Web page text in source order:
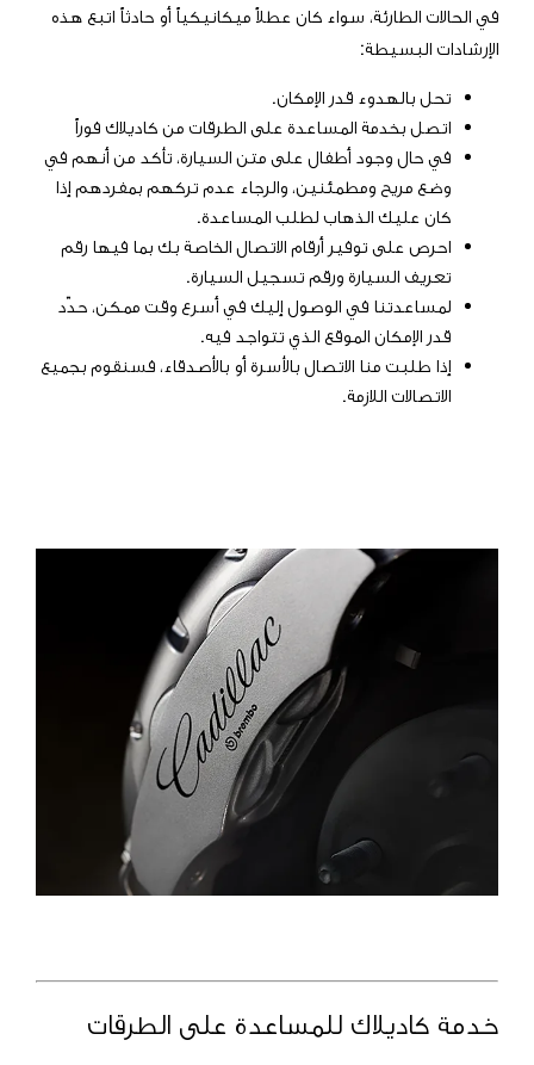
في الحالات الطارئة، سواء كان عطلاً ميكانيكياً أو حادثاً اتبع هذه
الإرشادات البسيطة:
تحل بالهدوء قدر الإمكان.
اتصل بخدمة المساعدة على الطرقات من كاديلاك فوراً
في حال وجود أطفال على متن السيارة، تأكد من أنهم في
وضع مريح ومطمئنين، والرجاء عدم تركهم بمفردهم إذا
كان عليك الذهاب لطلب المساعدة.
احرص على توفير أرقام الاتصال الخاصة بك بما فيها رقم
تعريف السيارة ورقم تسجيل السيارة.
لمساعدتنا في الوصول إليك في أسرع وقت ممكن، حدّد
قدر الإمكان الموقع الذي تتواجد فيه.
إذا طلبت منا الاتصال بالأسرة أو بالأصدقاء، فسنقوم بجميع
الاتصالات اللازمة.
خدمة كاديلاك للمساعدة على الطرقات